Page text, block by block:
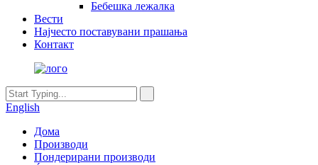
Бебешка лежалка
Вести
Најчесто поставувани прашања
Контакт
English
Дома
Производи
Пондерирани производи